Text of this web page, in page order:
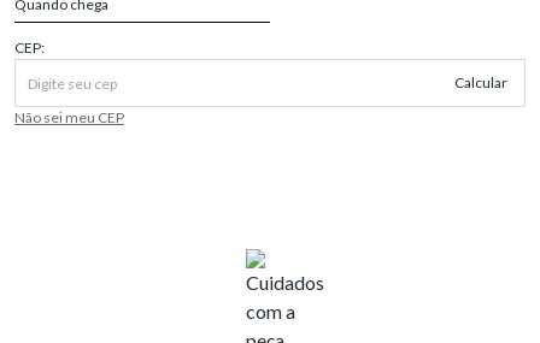
Quando chega
CEP:
Calcular
Não sei meu CEP